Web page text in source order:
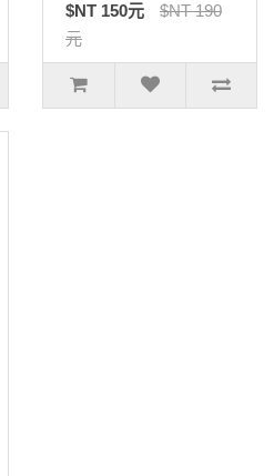
$NT 150元
$NT 190
元